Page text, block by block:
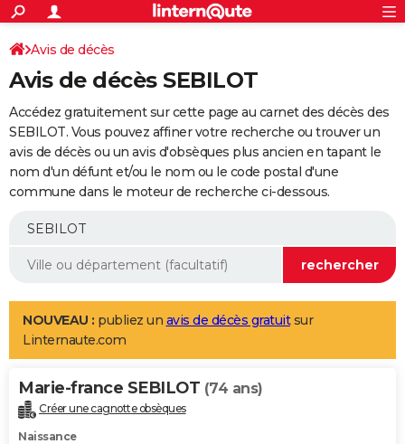
ACTUALITÉS
Politique
Société
Faits Divers
Education
Monde
Villes
+
SPORT
Coupe du monde 2026
Football
Tennis
Cyclisme
Rugby
Forum
Programme TV
TNT
Streaming
Cinéma
Sorties cinéma
Musique
+
FINANCE
Retraite
Epargne
Immobilier
Risques naturels par ville
Banque
Assurance
AUTO
Essais
Réserver un essai
Citadines
Berlines
SUV
Forum auto
+
Mobiles
Meilleur smartphone
Internet
Ordinateurs
Jeux vidéo
Guide high-tech
Aménagement intérieur
LIFESTYLE
Art de vivre
Bien-être
Loisirs
Mode
Modes de vie
Alimentation
Guide de la santé
Maladies
Médicaments
Sommeil
VOYAGE
Destinations
City break
Voyage nature
Voyage de noces
Forum
Climat
+PHOTO
Avis de décès
Avis de décès SEBILOT
Accédez gratuitement sur cette page au carnet des décès des
SEBILOT. Vous pouvez affiner votre recherche ou trouver un
avis de décès ou un avis d'obsèques plus ancien en tapant le
nom d'un défunt et/ou le nom ou le code postal d'une
commune dans le moteur de recherche ci-dessous.
NOUVEAU : publiez un avis de décès gratuitsur
Linternaute.com
Marie-france SEBILOT (74 ans)
Créer une cagnotte obsèques
Naissance